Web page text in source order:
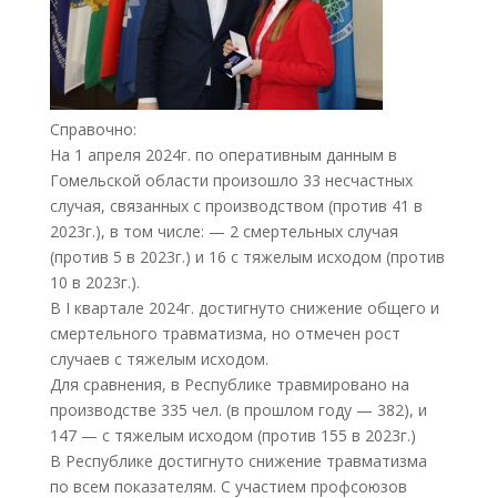
Справочно:
На 1 апреля 2024г. по оперативным данным в
Гомельской области произошло 33 несчастных
случая, связанных с производством (против 41 в
2023г.), в том числе: — 2 смертельных случая
(против 5 в 2023г.) и 16 с тяжелым исходом (против
10 в 2023г.).
В I квартале 2024г. достигнуто снижение общего и
смертельного травматизма, но отмечен рост
случаев с тяжелым исходом.
Для сравнения, в Республике травмировано на
производстве 335 чел. (в прошлом году — 382), и
147 — с тяжелым исходом (против 155 в 2023г.)
В Республике достигнуто снижение травматизма
по всем показателям. С участием профсоюзов